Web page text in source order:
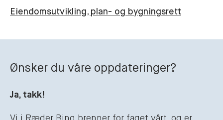
Eiendomsutvikling, plan- og bygningsrett
Ønsker du våre oppdateringer?
Ja, takk!